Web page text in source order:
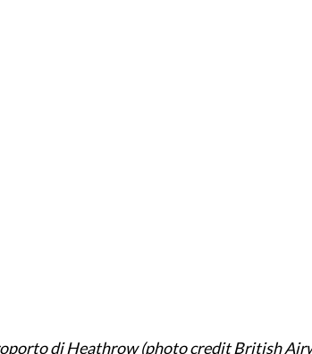
di Heathrow (photo credit British